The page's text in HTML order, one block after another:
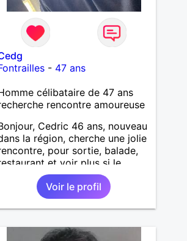
- 47 ans
célibataire de 47 ans
rencontre amoureuse
Cedric 46 ans, nouveau
la région, cherche une jolie
pour sortie, balade,
et voir plus si le
courant passe. Je suis sociable,
souriant, patient, j’aime rire et
plaisanter..
Voir le profil